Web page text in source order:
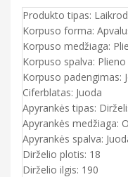
Produkto tipas:
Korpuso forma:
Korpuso medžiaga:
Korpuso spalva: Plieno
Korpuso padengimas:
Ciferblatas: Juoda
Apyrankės tipas:
Apyrankės medžiaga:
Apyrankės spalva:
Dirželio plotis: 18
Dirželio ilgis: 190